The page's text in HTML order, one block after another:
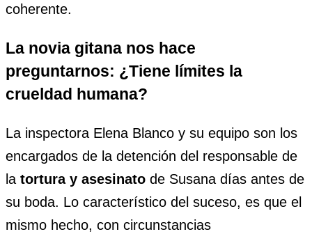
coherente.
La novia gitana nos hace
preguntarnos: ¿Tiene límites la
crueldad humana?
La inspectora Elena Blanco y su equipo son los
encargados de la detención del responsable de
la tortura y asesinato de Susana días antes de
su boda. Lo característico del suceso, es que el
mismo hecho, con circunstancias